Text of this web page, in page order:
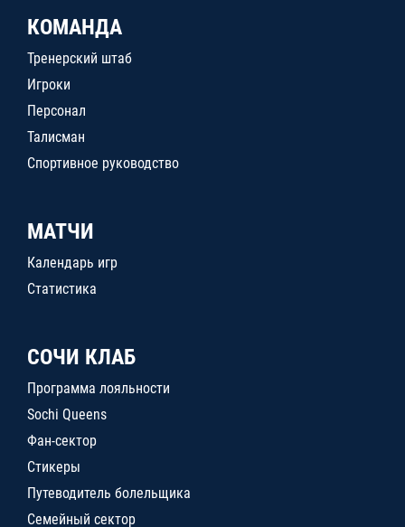
КОМАНДА
Тренерский штаб
Игроки
Персонал
Талисман
Спортивное руководство
МАТЧИ
Календарь игр
Статистика
СОЧИ КЛАБ
Программа лояльности
Sochi Queens
Фан-сектор
Стикеры
Путеводитель болельщика
Семейный сектор